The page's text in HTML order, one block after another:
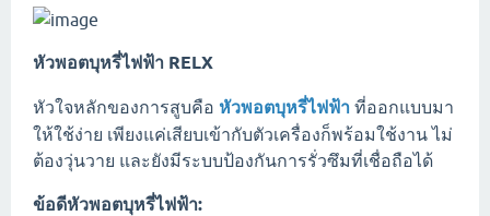
หัวพอตบุหรี่ไฟฟ้า RELX
หัวใจหลักของการสูบคือ หัวพอตบุหรี่ไฟฟ้า ที่ออกแบบมา
ให้ใช้ง่าย เพียงแค่เสียบเข้ากับตัวเครื่องก็พร้อมใช้งาน ไม่
ต้องวุ่นวาย และยังมีระบบป้องกันการรั่วซึมที่เชื่อถือได้
ข้อดีหัวพอตบุหรี่ไฟฟ้า: